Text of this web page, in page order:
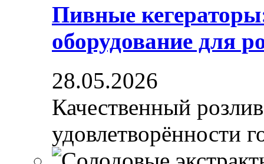
Пивные
оборудование для
28.05.2026
Качественный
удовлетворённости